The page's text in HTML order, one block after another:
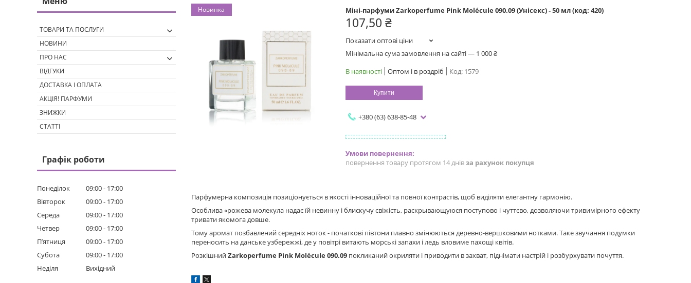
Новинка Міні-парфуми Zarkoperfume Pink Molécule 090.09 (Унісекс) - 50 мл (код: 420)
107,50 ₴
Показати оптові ціни
Мінімальна сума замовлення на сайті — 1 000 ₴
В наявності
Оптом і в роздріб Код: 1579
Купити
+380 (63) 638-85-48
повернення товару протягом 14 днівза рахунок покупця
Парфумерна композиція позиціонується в якості інноваційної та повної контрастів, щоб виділяти елегантну гармонію.
Особлива «рожева молекула надає їй невинну і блискучу свіжість, раскрывающуюся поступово і чуттєво, дозволяючи тривимірного ефекту
тривати якомога довше.
Тому аромат позбавлений середніх ноток - початкові півтони плавно змінюються деревно-вершковими нотками. Таке звучання подумки
переносить на данське узбережжі, де у повітрі витають морські запахи і ледь вловиме пахощі квітів.
РозкішнийZarkoperfume Pink Molécule 090.09 покликаний окриляти і приводити в захват, піднімати настрій і розбурхувати почуття.
ТОВАРИ ТА ПОСЛУГИ
НОВИНИ
ПРО НАС
ВІДГУКИ
ДОСТАВКА І ОПЛАТА
АКЦІЯ! ПАРФУМИ
ЗНИЖКИ
СТАТТІ
Графік роботи
Понеділок 09:00
17:00
Вівторок
09:00
17:00
Середа
09:00
17:00
Четвер
09:00
17:00
Пʼятниця
09:00
17:00
Субота
09:00
17:00
Неділя
Вихідний